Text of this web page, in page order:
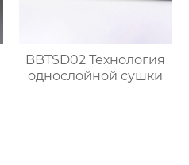
BBTSD02 Технология
однослойной сушки